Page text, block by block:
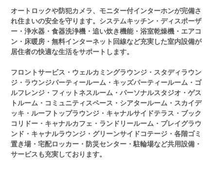
オートロックや防犯カメラ、モニター付インターホンが完備さ
れ住まいの安全を守ります。システムキッチン・ディスポーザ
ー・浄水器・食器洗浄機・追い炊き機能・浴室乾燥機・エアコ
ン・床暖房・無料インターネット回線など充実した室内設備が
居住者の快適な生活をサポートします。
フロントサービス・ウェルカミングラウンジ・スタディラウン
ジ・ラウンジパーティールーム・キッズパーティールーム・ゴ
ルフレンジ・フィットネスルーム・パーソナルスタジオ・ゲス
トルーム・コミュニティスペース・シアタールーム・スカイデ
ッキ・ルーフトップラウンジ・キャナルサイドテラス・ブック
コリドー・キャナルカフェ・ランドリールーム・プレイグラウ
ンド・キャナルラウンジ・グリーンサイドコテージ・各階ゴミ
置き場・宅配ロッカー・防災センター・駐輪場など共用設備・
サービスも充実しております。